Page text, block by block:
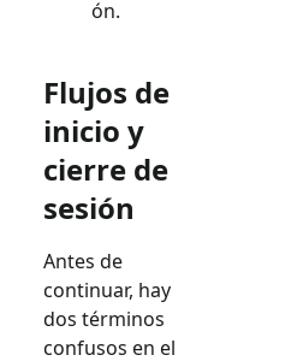
ón.
Flujos de
inicio y
cierre de
sesión
Antes de
continuar, hay
dos términos
confusos en el